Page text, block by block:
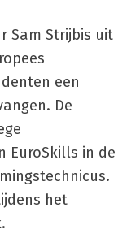
Sam Strijbis uit
een
De
EuroSkills in de
het